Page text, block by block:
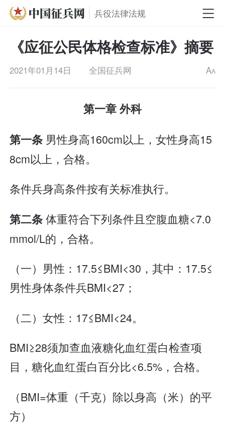
兵役法律法规
《应征公民体格检查标准》摘要
2021年01月14日 全国征兵网 AA
第一章 外科
第一条 男性身高160cm以上，女性身高15
8cm以上，合格。
条件兵身高条件按有关标准执行。
第二条体重符合下列条件且空腹血糖<7.0
mmol/L的，合格。
（一）男性：17.5≤BMI<30，其中：17.5≤
男性身体条件兵BMI<27；
（二）女性：17≤BMI<24。
BMI≥28须加查血液糖化血红蛋白检查项
目，糖化血红蛋白百分比<6.5%，合格。
（BMI=体重（千克）除以身高（米）的平
方）